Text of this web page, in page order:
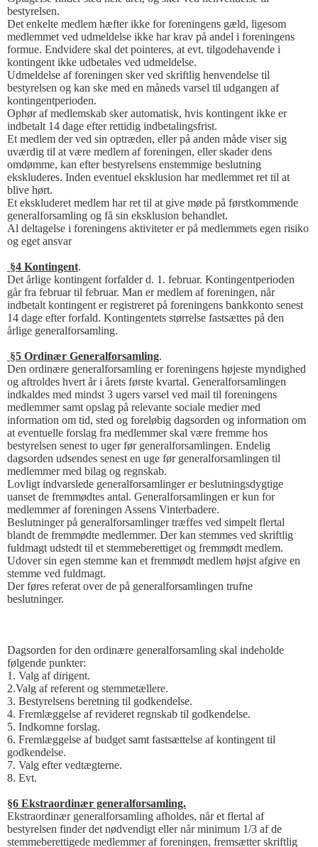
bestyrelsen.
Det enkelte medlem hæfter ikke for foreningens gæld, ligesom
medlemmet ved udmeldelse ikke har krav på andel i foreningens
formue. Endvidere skal det pointeres, at evt. tilgodehavende i
kontingent ikke udbetales ved udmeldelse.
Udmeldelse af foreningen sker ved skriftlig henvendelse til
bestyrelsen og kan ske med en måneds varsel til udgangen af
kontingentperioden.
Ophør af medlemskab sker automatisk, hvis kontingent ikke er
indbetalt 14 dage efter rettidig indbetalingsfrist.
Et medlem der ved sin optræden, eller på anden måde viser sig
uværdig til at være medlem af foreningen, eller skader dens
omdømme, kan efter bestyrelsens enstemmige beslutning
ekskluderes. Inden eventuel eksklusion har medlemmet ret til at
blive hørt.
Et ekskluderet medlem har ret til at give møde på førstkommende
generalforsamling og få sin eksklusion behandlet.
Al deltagelse i foreningens aktiviteter er på medlemmets egen risiko
og eget ansvar
§4 Kontingent.
Det årlige kontingent forfalder d. 1. februar. Kontingentperioden
går fra februar til februar. Man er medlem af foreningen, når
indbetalt kontingent er registreret på foreningens bankkonto senest
14 dage efter forfald. Kontingentets størrelse fastsættes på den
årlige generalforsamling.
§5 Ordinær Generalforsamling.
Den ordinære generalforsamling er foreningens højeste myndighed
og aftroldes hvert år i årets første kvartal. Generalforsamlingen
indkaldes med mindst 3 ugers varsel ved mail til foreningens
medlemmer samt opslag på relevante sociale medier med
information om tid, sted og foreløbig dagsorden og information om
at eventuelle forslag fra medlemmer skal være fremme hos
bestyrelsen senest to uger før generalforsamlingen. Endelig
dagsorden udsendes senest en uge før generalforsamlingen til
medlemmer med bilag og regnskab.
Lovligt indvarslede generalforsamlinger er beslutningsdygtige
uanset de fremmødtes antal. Generalforsamlingen er kun for
medlemmer af foreningen Assens Vinterbadere.
Beslutninger på generalforsamlinger træffes ved simpelt flertal
blandt de fremmødte medlemmer. Der kan stemmes ved skriftlig
fuldmagt udstedt til et stemmeberettiget og fremmødt medlem.
Udover sin egen stemme kan et fremmødt medlem højst afgive en
stemme ved fuldmagt.
Der føres referat over de på generalforsamlingen trufne
beslutninger.
Dagsorden for den ordinære generalforsamling skal indeholde
følgende punkter:
1. Valg af dirigent.
2.Valg af referent og stemmetællere.
3. Bestyrelsens beretning til godkendelse.
4. Fremlæggelse af revideret regnskab til godkendelse.
5. Indkomne forslag.
6. Fremlæggelse af budget samt fastsættelse af kontingent til
godkendelse.
7. Valg efter vedtægterne.
8. Evt.
§6 Ekstraordinær generalforsamling.
Ekstraordinær generalforsamling afholdes, når et flertal af
bestyrelsen finder det nødvendigt eller når minimum 1/3 af de
stemmeberettigede medlemmer af foreningen, fremsætter skriftlig